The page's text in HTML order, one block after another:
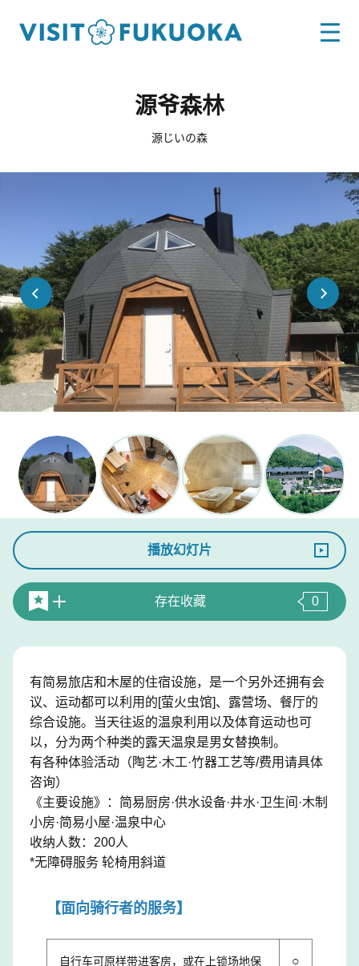
源爷森林
源じいの森
播放幻灯片
存在收藏 0
有简易旅店和木屋的住宿设施，是一个另外还拥有会
议、运动都可以利用的[萤火虫馆]、露营场、餐厅的
综合设施。当天往返的温泉利用以及体育运动也可
以，分为两个种类的露天温泉是男女替换制。
有各种体验活动（陶艺·木工·竹器工艺等/费用请具体
咨询）
《主要设施》：简易厨房·供水设备·井水·卫生间·木制
小房·简易小屋·温泉中心
收纳人数：200人
*无障碍服务 轮椅用斜道
【面向骑行者的服务】
自行车可原样带进客房，或在上锁场地保
○